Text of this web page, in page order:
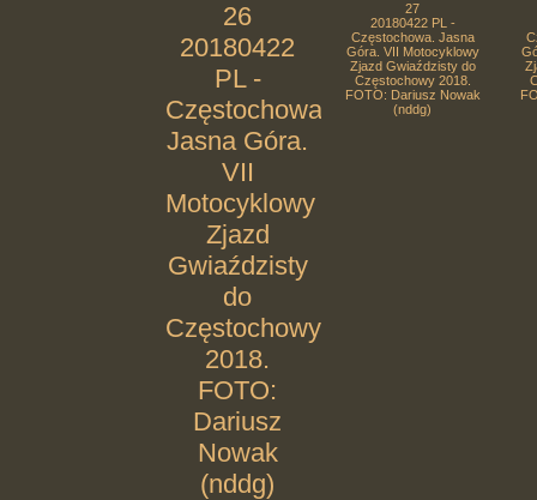
26
20180422
PL -
Częstochowa.
Jasna Góra.
VII
Motocyklowy
Zjazd
Gwiaździsty
do
Częstochowy
2018.
FOTO:
Dariusz
Nowak
(nddg)
27
20180422 PL -
Częstochowa. Jasna
Góra. VII Motocyklowy
Zjazd Gwiaździsty do
Częstochowy 2018.
FOTO: Dariusz Nowak
(nddg)